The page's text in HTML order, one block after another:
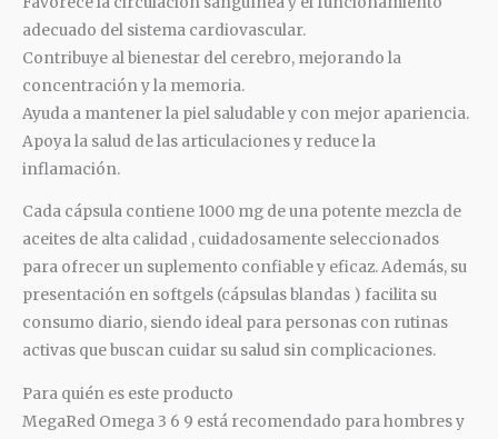
adecuado del sistema cardiovascular.
Contribuye al bienestar del cerebro, mejorando la
concentracióny la memoria.
Ayuda a mantener la piel saludable y con mejor apariencia.
Apoya la salud de las articulaciones y reduce la
inflamación.
Cada cápsula contiene 1000 mg de una potente mezcla de
aceites de alta calidad , cuidadosamente seleccionados
para ofrecer un suplemento confiable y eficaz.Además, su
presentación en softgels (cápsulasblandas ) facilita su
consumo diario, siendo ideal para personas con rutinas
activas que buscan cuidar su salud sin complicaciones.
Para quién es este producto
MegaRed Omega 3 6 9 está recomendado para hombres y